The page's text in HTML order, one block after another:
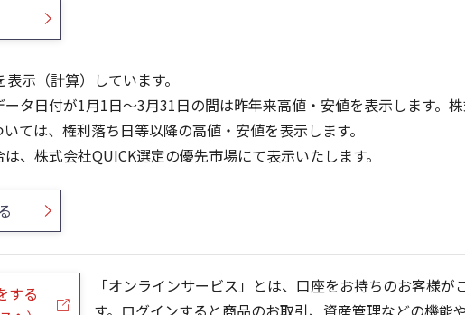
13週移動平均 26週移
20
30
5ヶ月移動平均 25ヶ月
150
200
示（計算）しています。
タ日付が1月1日～3月31日の間は昨年来高値・安値を表示します。
ては、権利落ち日等以降の高値・安値を表示します。
、株式会社QUICK選定の優先市場にて表示いたします。
する
「オンラインサービス」とは、口座をお持ちのお客様
す。ログインすると商品のお取引、資産管理などの機能